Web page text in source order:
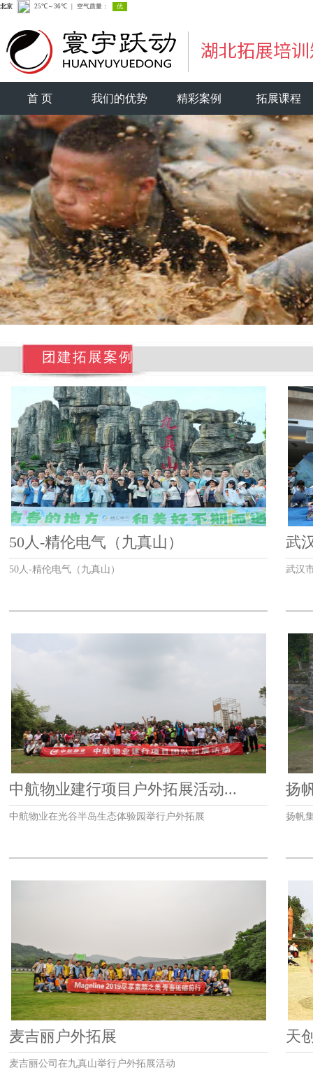
首 页 我们的优势 精彩案例 拓展课程
团建拓展案例
50人-精伦电气（九真山）
50人-精伦电气（九真山）
武
武汉
中航物业建行项目户外拓展活动...
中航物业在光谷半岛生态体验园举行户外拓展
扬
扬帆
麦吉丽户外拓展
麦吉丽公司在九真山举行户外拓展活动
天